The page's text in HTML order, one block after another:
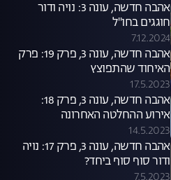
אהבה חדשה, עונה 3: נויה ודור
חוגגים בחו"ל
7.12.2024
אהבה חדשה, עונה 3, פרק 19: פרק
האיחוד שהתפוצץ
17.5.2023
אהבה חדשה, עונה 3, פרק 18:
אירוע ההחלטה האחרונה
14.5.2023
אהבה חדשה, עונה 3, פרק 17: נויה
ודור סוף סוף ביחד?